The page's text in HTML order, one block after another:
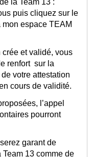
la Team 13 :
puis cliquez sur le
espace TEAM
et validé, vous
renfort sur la
votre attestation
cours de validité.
l’appel
pourront
garant de
Team 13 comme de